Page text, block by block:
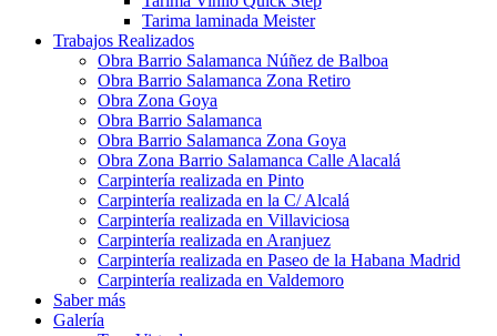
Tarima laminada Meister
Trabajos Realizados
Obra Barrio Salamanca Núñez de Balboa
Obra Barrio Salamanca Zona Retiro
Obra Zona Goya
Obra Barrio Salamanca
Obra Barrio Salamanca Zona Goya
Obra Zona Barrio Salamanca Calle Alacalá
Carpintería realizada en Pinto
Carpintería realizada en la C/ Alcalá
Carpintería realizada en Villaviciosa
Carpintería realizada en Aranjuez
Carpintería realizada en Paseo de la Habana Madrid
Carpintería realizada en Valdemoro
Saber más
Galería